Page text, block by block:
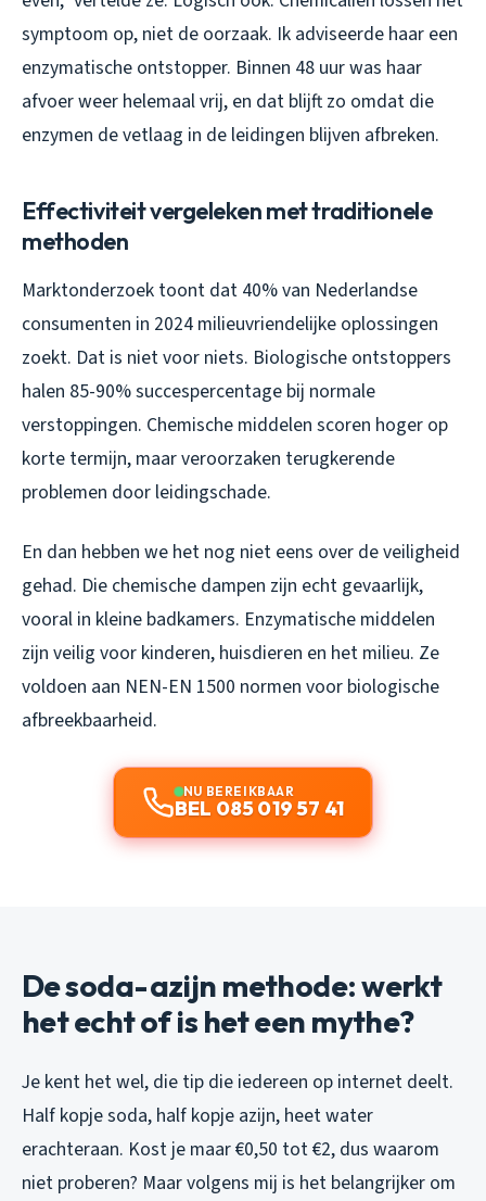
symptoom op, niet de oorzaak. Ik adviseerde haar een
enzymatische ontstopper. Binnen 48 uur was haar
afvoer weer helemaal vrij, en dat blijft zo omdat die
enzymen de vetlaag in de leidingen blijven afbreken.
Effectiviteit vergeleken met traditionele
methoden
Marktonderzoek toont dat 40% van Nederlandse
consumenten in 2024 milieuvriendelijke oplossingen
zoekt. Dat is niet voor niets. Biologische ontstoppers
halen 85-90% succespercentage bij normale
verstoppingen. Chemische middelen scoren hoger op
korte termijn, maar veroorzaken terugkerende
problemen door leidingschade.
En dan hebben we het nog niet eens over de veiligheid
gehad. Die chemische dampen zijn echt gevaarlijk,
vooral in kleine badkamers. Enzymatische middelen
zijn veilig voor kinderen, huisdieren en het milieu. Ze
voldoen aan NEN-EN 1500 normen voor biologische
afbreekbaarheid.
NU BEREIKBAAR
BEL 085 019 57 41
De soda-azijn methode: werkt
het echt of is het een mythe?
Je kent het wel, die tip die iedereen op internet deelt.
Half kopje soda, half kopje azijn, heet water
erachteraan. Kost je maar €0,50 tot €2, dus waarom
niet proberen? Maar volgens mij is het belangrijker om